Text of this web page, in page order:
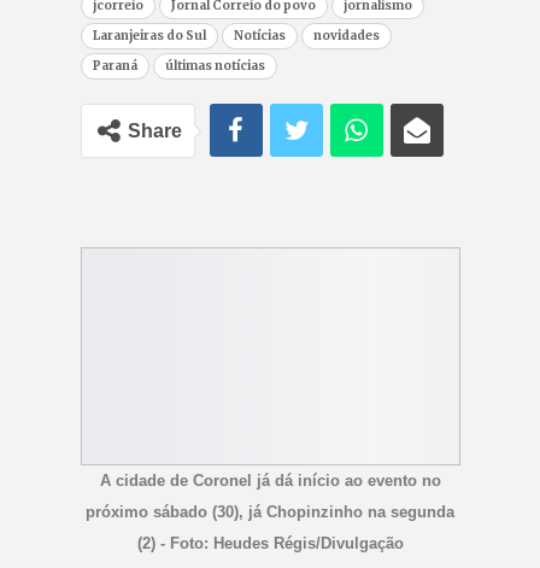
jcorreio Jornal Correio do povo
jornalismo
Laranjeiras do Sul
Notícias
novidades
Paraná
últimas notícias
Share
A cidade de Coronel já dá início ao evento no
próximo sábado (30), já Chopinzinho na segunda
(2) - Foto: Heudes Régis/Divulgação